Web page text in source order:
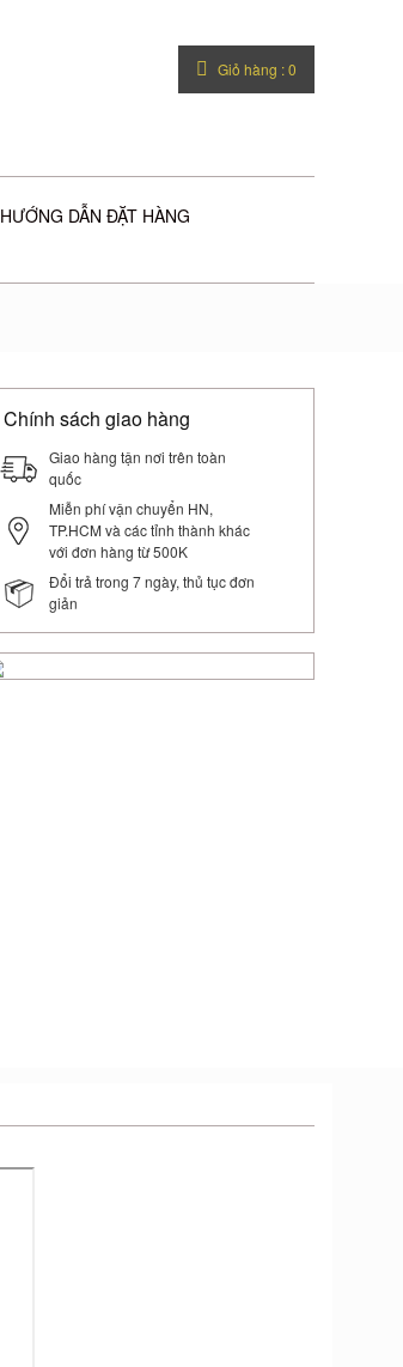
Giỏ hàng :0
HƯỚNG DẪN ĐẶT HÀNG
Chính sách giao hàng
Giao hàng tận nơi trên toàn
quốc
Miễn phí vận chuyển HN,
TP.HCM và các tỉnh thành khác
với đơn hàng từ 500K
Đổi trả trong 7 ngày, thủ tục đơn
giản